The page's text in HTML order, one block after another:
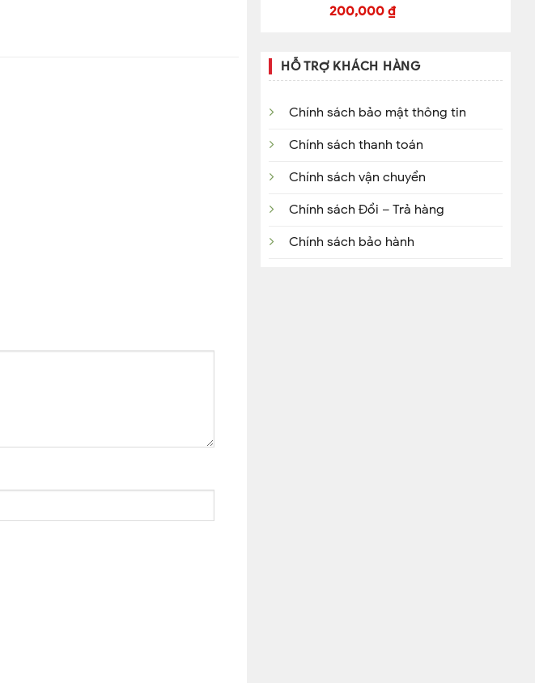
200,000 ₫
HỖ TRỢ KHÁCH HÀNG
Chính sách bảo mật thông tin
Chính sách thanh toán
Chính sách vận chuyển
Chính sách Đổi – Trả hàng
Chính sách bảo hành